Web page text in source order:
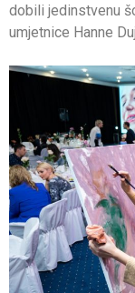
dobili jedinstvenu
umjetnice Hanne